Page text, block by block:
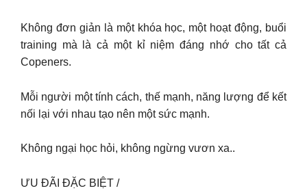
Không đơn giản là một khóa học, một hoạt động, buổi
training mà là cả một kỉ niệm đáng nhớ cho tất cả
Copeners.
Mỗi người một tính cách, thế mạnh, năng lượng để kết
nối lại với nhau tạo nên một sức mạnh.
Không ngại học hỏi, không ngừng vươn xa..
ƯU ĐÃI ĐẶC BIỆT /